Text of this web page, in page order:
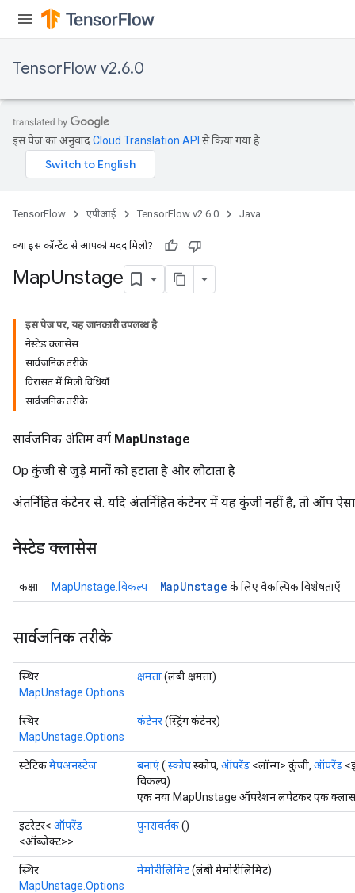
TensorFlow v2.6.0
इस पेज का अनुवादCloud Translation API से किया गया है.
TensorFlow एपीआई TensorFlow v2.6.0 Java
क्या इस कॉन्टेंट से आपको मदद मिली?
MapUnstage
इस पेज पर, यह जानकारी उपलब्ध है
नेस्टेड क्लासेस
सार्वजनिक तरीके
विरासत में मिली विधियाँ
सार्वजनिक तरीके
सार्वजनिक अंतिम वर्ग MapUnstage
Op कुंजी से जुड़े मानों को हटाता है और लौटाता है
अंतर्निहित कंटेनर से. यदि अंतर्निहित कंटेनर में यह कुंजी नहीं है, तो ऑप
नेस्टेड क्लासेस
कक्षा MapUnstage.विकल्प MapUnstage के लिए वैकल्पिक विशेषताएँ
सार्वजनिक तरीके
स्थिर
MapUnstage.Options
क्षमता(लंबी क्षमता)
स्थिर
MapUnstage.Options
कंटेनर(स्ट्रिंग कंटेनर)
स्टेटिकमैपअनस्टेज बनाएं( स्कोपस्कोप, ऑपरेंड <लॉन्ग> कुंजी, ऑपरेंड
विकल्प)
एक नया MapUnstage ऑपरेशन लपेटकर एक क्लास
इटरेटर< ऑपरेंड
<ऑब्जेक्ट>>
पुनरावर्तक()
स्थिर
MapUnstage.Options
मेमोरीलिमिट(लंबी मेमोरीलिमिट)